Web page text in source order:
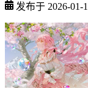
发布于 2026-01-